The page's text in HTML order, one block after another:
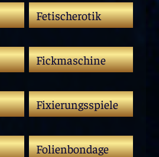
Fetischerotik
Fickmaschine
Fixierungsspiele
Folienbondage